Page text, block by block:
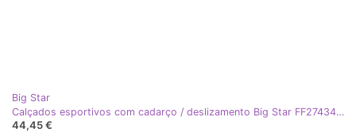
Big Star
Calçados esportivos com cadarço / deslizamento Big Star FF274342 incolor preto laranja
44,45 €